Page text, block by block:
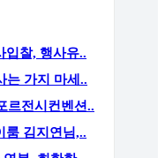
입찰, 행사유..
는 가지 마세..
르전시컨벤션..
룸 김지연님,..